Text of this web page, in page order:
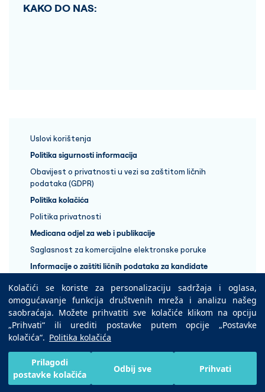
Kolačići se koriste za personalizaciju sadržaja i oglasa,
omogućavanje funkcija društvenih mreža i analizu našeg
saobraćaja. Možete prihvatiti sve kolačiće klikom na opciju
„Prihvati“ ili urediti postavke putem opcije „Postavke
kolačića“. Politika kolačića
Prilagodi
postavke kolačića
Odbij sve Prihvati
KAKO DO NAS:
Uslovi korištenja
Politika sigurnosti informacija
Obavijest o privatnosti u vezi sa zaštitom ličnih
podataka (GDPR)
Politika kolačića
Politika privatnosti
Medicana odjel za web i publikacije
Saglasnost za komercijalne elektronske poruke
Informacije o zaštiti ličnih podataka za kandidate
+387 33 848 888
Copyright © 2025 Medicana Health Group
Preuzmite na